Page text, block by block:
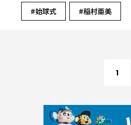
#始球式 #稲村亜美
1